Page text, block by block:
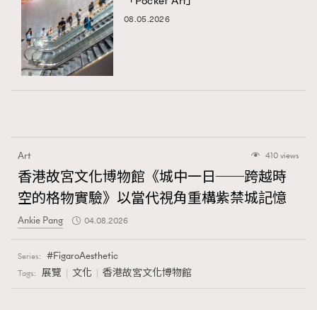
08.05.2026
Art 410 views
香港故宮文化博物館《城中一日──跨越時
空的格物實驗》以當代視角重構紫禁城記憶
Ankie Pang 04.08.2026
Series: FigaroAesthetic
Tags: 展覽 文化 香港故宮文化博物館